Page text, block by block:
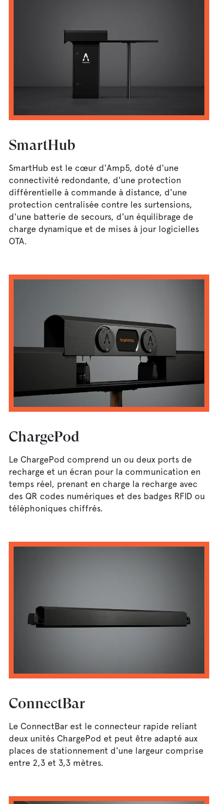
SmartHub
SmartHub est le cœur d'Amp5, doté d'une
connectivité redondante, d'une protection
différentielle à commande à distance, d'une
protection centralisée contre les surtensions,
d'une batterie de secours, d'un équilibrage de
charge dynamique et de mises à jour logicielles
OTA.
ChargePod
Le ChargePod comprend un ou deux ports de
recharge et un écran pour la communication en
temps réel, prenant en charge la recharge avec
des QR codes numériques et des badges RFID ou
téléphoniques chiffrés.
ConnectBar
Le ConnectBar est le connecteur rapide reliant
deux unités ChargePod et peut être adapté aux
places de stationnement d'une largeur comprise
entre 2,3 et 3,3 mètres.